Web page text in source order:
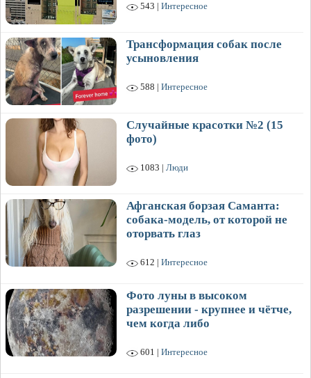
543 | Интересное
Трансформация собак после
усыновления
588 | Интересное
Случайные красотки №2 (15
фото)
1083 | Люди
Афганская борзая Саманта:
собака-модель, от которой не
оторвать глаз
612 | Интересное
Фото луны в высоком
разрешении - крупнее и чётче,
чем когда либо
601 | Интересное